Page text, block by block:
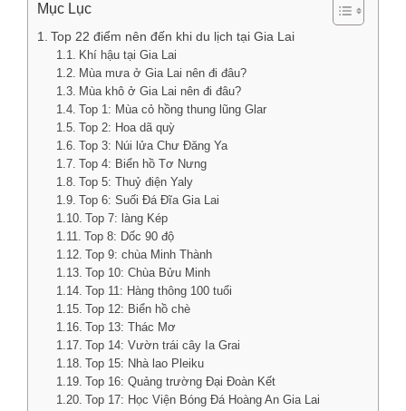
Mục Lục
Top 22 điểm nên đến khi du lịch tại Gia Lai
Khí hậu tại Gia Lai
Mùa mưa ở Gia Lai nên đi đâu?
Mùa khô ở Gia Lai nên đi đâu?
Top 1: Mùa cỏ hồng thung lũng Glar
Top 2: Hoa dã quỳ
Top 3: Núi lửa Chư Đăng Ya
Top 4: Biển hồ Tơ Nưng
Top 5: Thuỷ điện Yaly
Top 6: Suối Đá Đĩa Gia Lai
Top 7: làng Kép
Top 8: Dốc 90 độ
Top 9: chùa Minh Thành
Top 10: Chùa Bửu Minh
Top 11: Hàng thông 100 tuổi
Top 12: Biển hồ chè
Top 13: Thác Mơ
Top 14: Vườn trái cây Ia Grai
Top 15: Nhà lao Pleiku
Top 16: Quảng trường Đại Đoàn Kết
Top 17: Học Viện Bóng Đá Hoàng An Gia Lai